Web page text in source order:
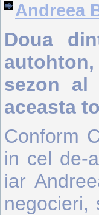
Andreea
Doua
autohton,
sezon al
aceasta
Conform
in cel de-
iar
negocieri,